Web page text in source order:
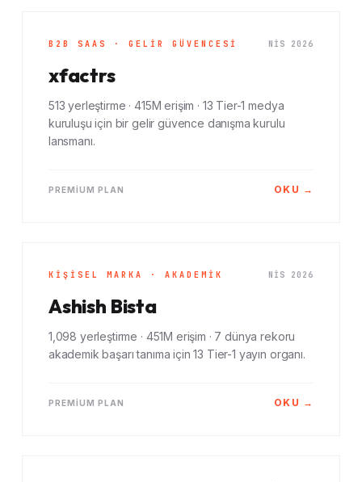
B2B SAAS · GELIR GÜVENCESI NIS 2026
xfactrs
513 yerleştirme · 415M erişim · 13 Tier-1 medya
kuruluşu için bir gelir güvence danışma kurulu
lansmanı.
PREMIUM PLAN OKU →
KIŞISEL MARKA · AKADEMIK NIS 2026
Ashish Bista
1,098 yerleştirme · 451M erişim · 7 dünya rekoru
akademik başarı tanıma için 13 Tier-1 yayın organı.
PREMIUM PLAN OKU →